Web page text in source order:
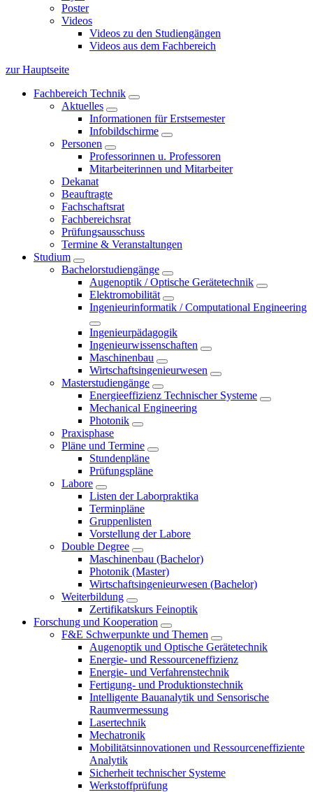
Poster
Videos
Videos zu den Studiengängen
Videos aus dem Fachbereich
zur Hauptseite
Fachbereich Technik
Aktuelles
Informationen für Erstsemester
Infobildschirme
Personen
Professorinnen u. Professoren
Mitarbeiterinnen und Mitarbeiter
Dekanat
Beauftragte
Fachschaftsrat
Fachbereichsrat
Prüfungsausschuss
Termine & Veranstaltungen
Studium
Bachelorstudiengänge
Augenoptik / Optische Gerätetechnik
Elektromobilität
Ingenieurinformatik / Computational Engineering
Ingenieurpädagogik
Ingenieurwissenschaften
Maschinenbau
Wirtschaftsingenieurwesen
Masterstudiengänge
Energieeffizienz Technischer Systeme
Mechanical Engineering
Photonik
Praxisphase
Pläne und Termine
Stundenpläne
Prüfungspläne
Labore
Listen der Laborpraktika
Terminpläne
Gruppenlisten
Vorstellung der Labore
Double Degree
Maschinenbau (Bachelor)
Photonik (Master)
Wirtschaftsingenieurwesen (Bachelor)
Weiterbildung
Zertifikatskurs Feinoptik
Forschung und Kooperation
F&E Schwerpunkte und Themen
Augenoptik und Optische Gerätetechnik
Energie- und Ressourceneffizienz
Energie- und Verfahrenstechnik
Fertigung- und Produktionstechnik
Intelligente Bauanalytik und Sensorische
Raumvermessung
Lasertechnik
Mechatronik
Mobilitätsinnovationen und Ressourceneffiziente
Analytik
Sicherheit technischer Systeme
Werkstoffprüfung